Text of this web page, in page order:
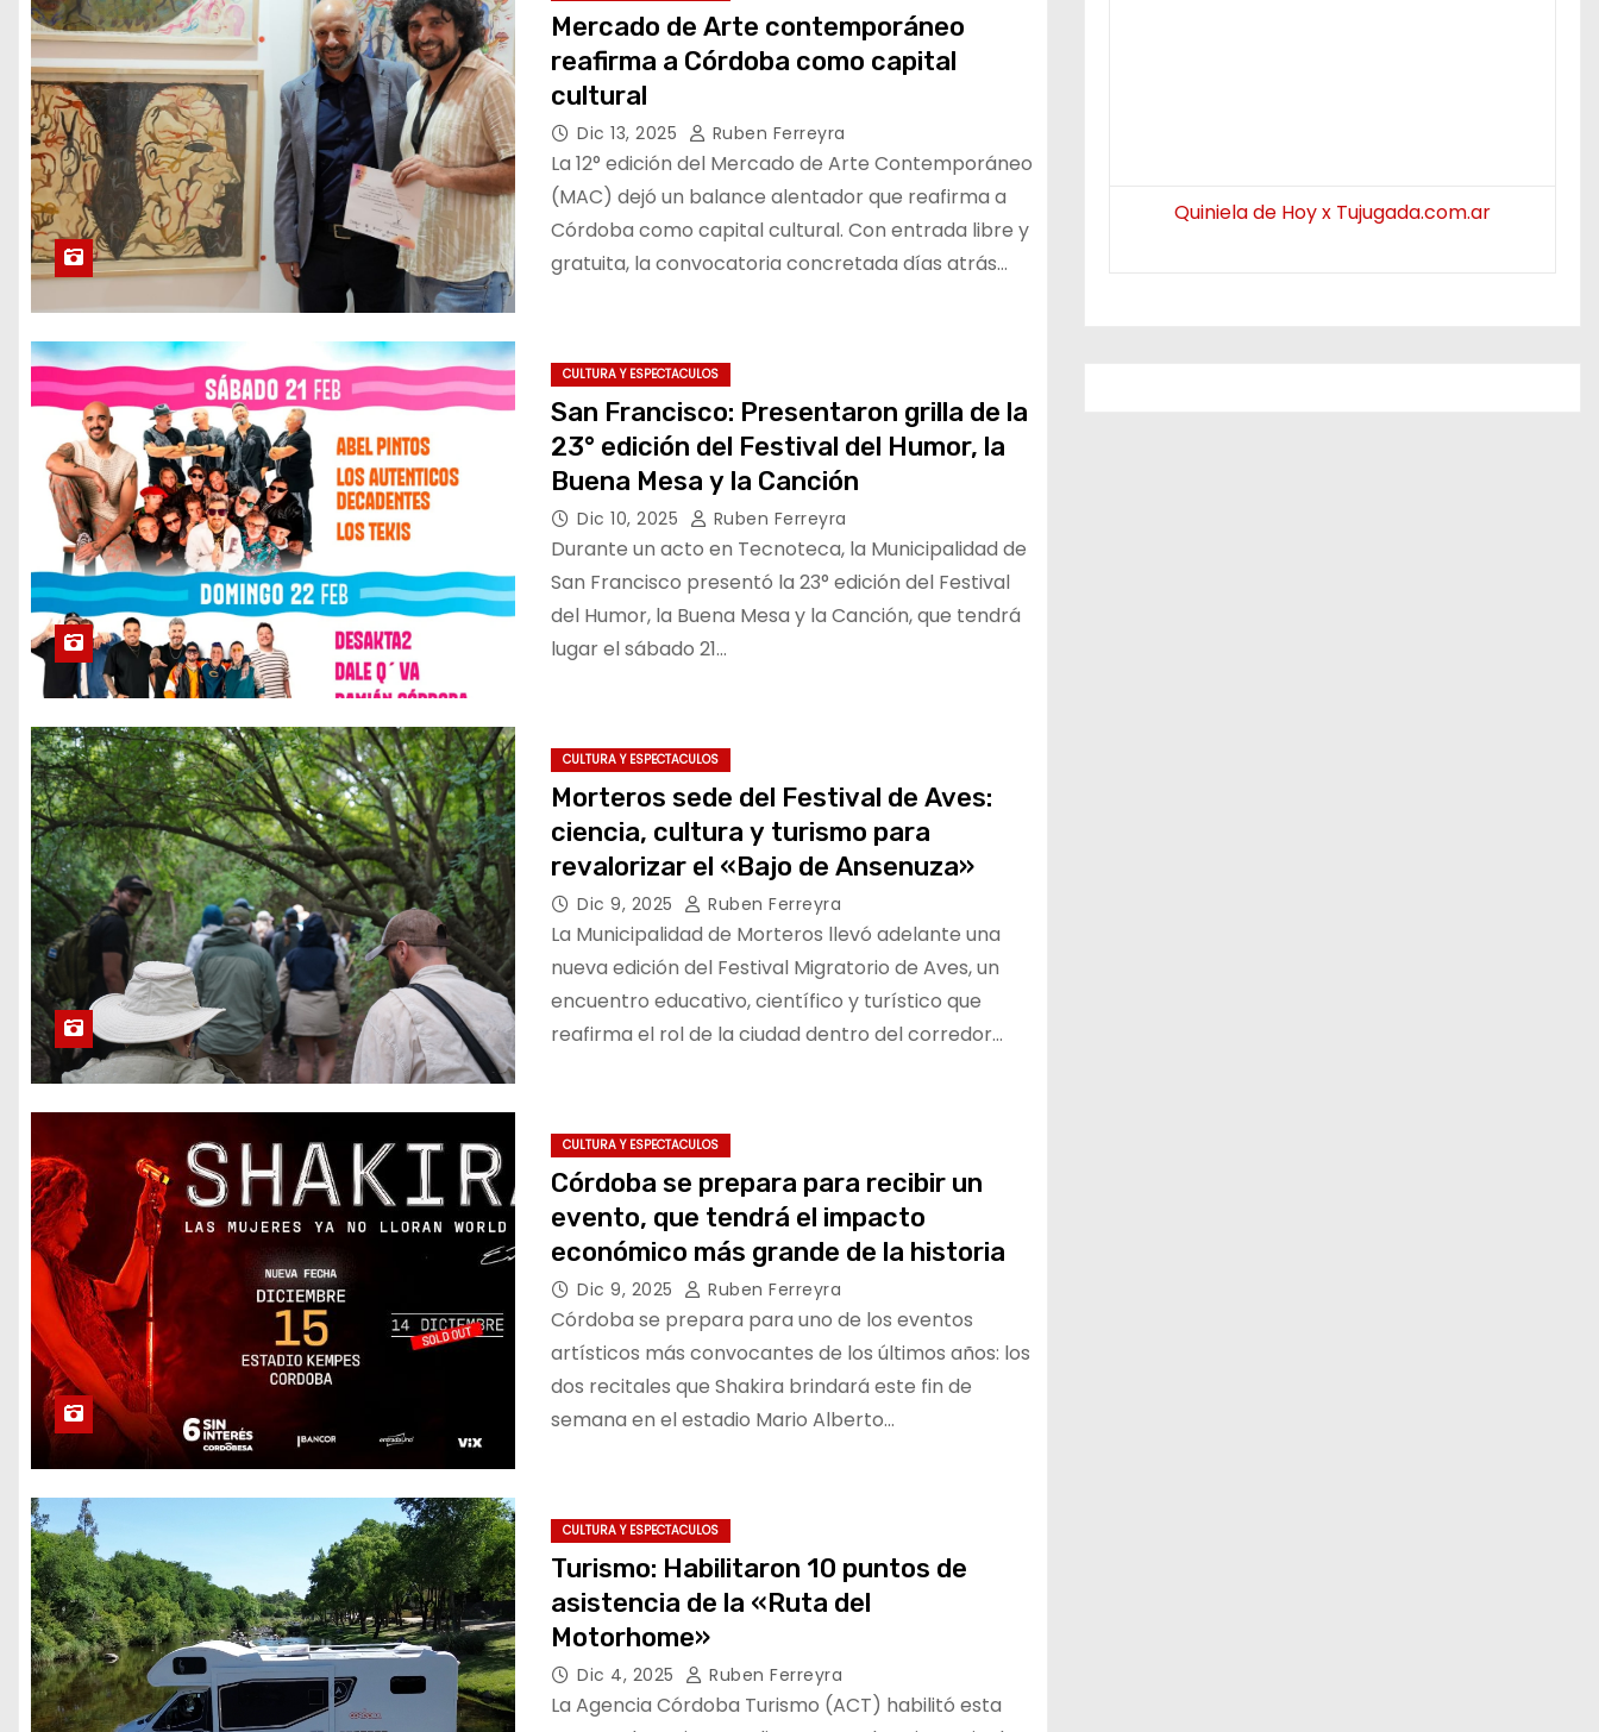
Mercado de Arte contemporáneo
reafirma a Córdoba como capital
cultural
Dic 13, 2025 Ruben Ferreyra
La 12° edición del Mercado de Arte Contemporáneo
(MAC) dejó un balance alentador que reafirma a
Córdoba como capital cultural. Con entrada libre y
gratuita, la convocatoria concretada días atrás…
CULTURA Y ESPECTACULOS
San Francisco: Presentaron grilla de la
23° edición del Festival del Humor, la
Buena Mesa y la Canción
Dic 10, 2025 Ruben Ferreyra
Durante un acto en Tecnoteca, la Municipalidad de
San Francisco presentó la 23° edición del Festival
del Humor, la Buena Mesa y la Canción, que tendrá
lugar el sábado 21…
CULTURA Y ESPECTACULOS
Morteros sede del Festival de Aves:
ciencia, cultura y turismo para
revalorizar el «Bajo de Ansenuza»
Dic 9, 2025 Ruben Ferreyra
La Municipalidad de Morteros llevó adelante una
nueva edición del Festival Migratorio de Aves, un
encuentro educativo, científico y turístico que
reafirma el rol de la ciudad dentro del corredor…
CULTURA Y ESPECTACULOS
Córdoba se prepara para recibir un
evento, que tendrá el impacto
económico más grande de la historia
Dic 9, 2025 Ruben Ferreyra
Córdoba se prepara para uno de los eventos
artísticos más convocantes de los últimos años: los
dos recitales que Shakira brindará este fin de
semana en el estadio Mario Alberto…
CULTURA Y ESPECTACULOS
Turismo: Habilitaron 10 puntos de
asistencia de la «Ruta del
Motorhome»
Dic 4, 2025 Ruben Ferreyra
La Agencia Córdoba Turismo (ACT) habilitó esta
Quiniela de Hoy x Tujugada.com.ar